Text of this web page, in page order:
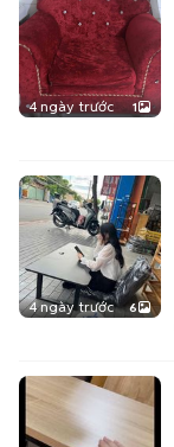
4 ngày trước 1
4 ngày trước 6